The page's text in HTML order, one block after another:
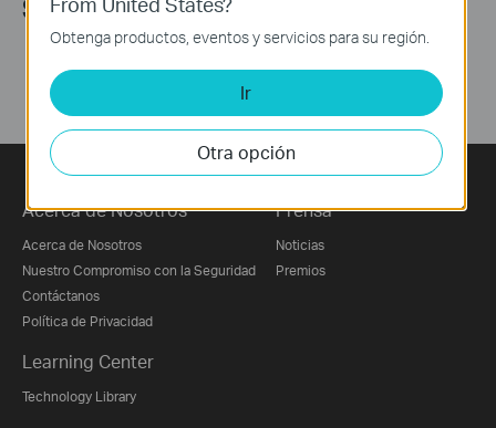
Síguenos
Acerca de Nosotros
Acerca de Nosotros
Nuestro Compromiso con la Seguridad
Contáctanos
Política de Privacidad
Prensa
Noticias
Premios
Learning Center
Technology Library
Obtenga productos, eventos y servicios para su región.
Ir
Otra opción